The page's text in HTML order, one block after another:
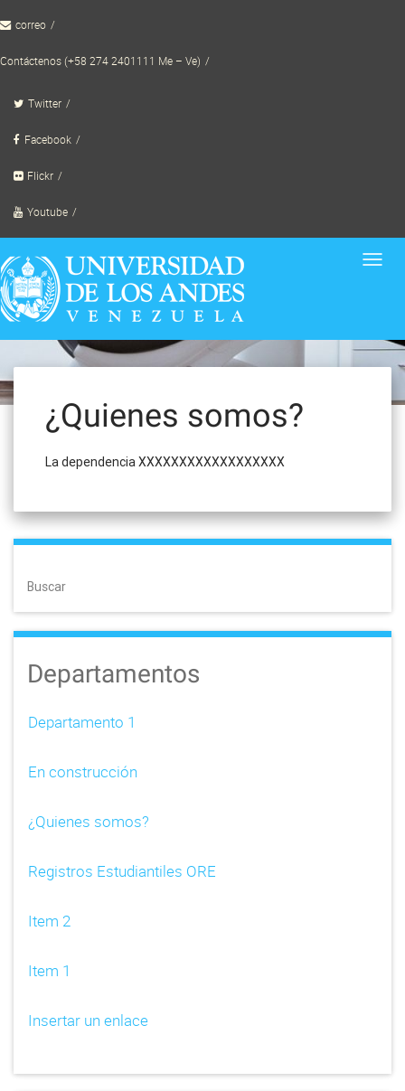
to correo
Contáctenos (+58 274 2401111 Me – Ve)
Twitter
Facebook
Flickr
Youtube
¿Quienes somos?
La dependencia XXXXXXXXXXXXXXXXXX
Buscar
Departamentos
Departamento 1
En construcción
¿Quienes somos?
Registros Estudiantiles ORE
Item 2
Item 1
Insertar un enlace